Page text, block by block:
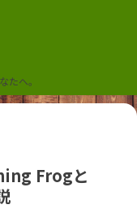
たへ。
Frogと